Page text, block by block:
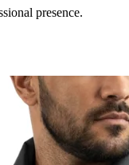
presence.